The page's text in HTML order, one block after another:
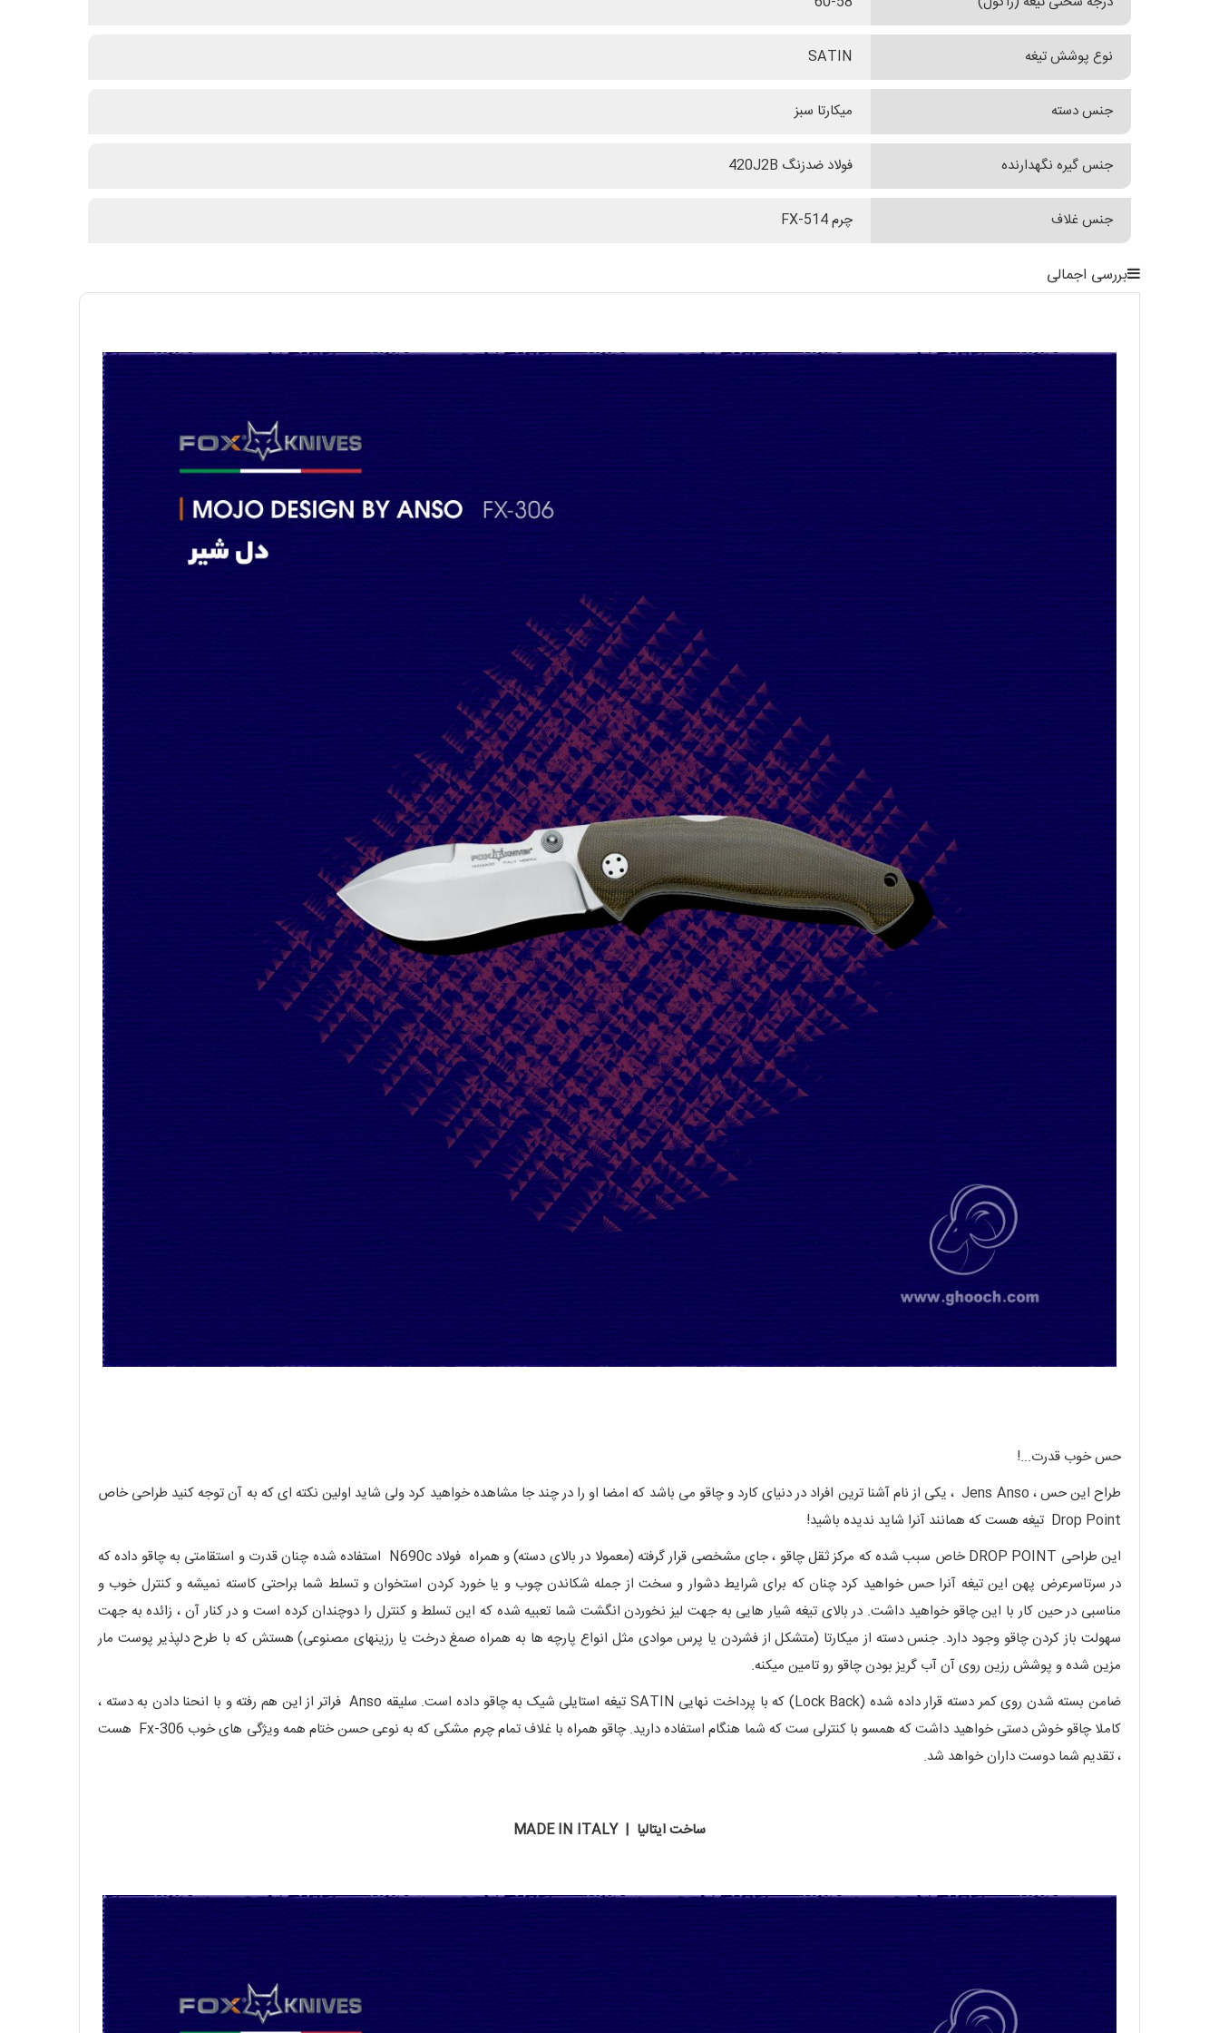
نوع پوشش تیغه SATIN
جنس دسته میکارتا سبز
جنس گیره نگهدارنده فولاد ضدزنگ 420J2B
جنس غلاف چرم FX-514
بررسی اجمالی
حس خوب قدرت...!
طراح این حس ، Jens Anso ، یکی از نام آشنا ترین افراد در دنیای کارد و چاقو می باشد که امضا او را در چند جا مشاهده خواهید کرد ولی شاید اولین نکته ای که به آن توجه کنید طراحی خاص
Drop Point تیغه هست که همانند آنرا شاید ندیده باشید!
این طراحی DROP POINT خاص سبب شده که مرکز ثقل چاقو ، جای مشخصی قرار گرفته (معمولا در بالای دسته) و همراه فولاد N690c استفاده شده چنان قدرت و استقامتی به چاقو داده که
در سرتاسرعرض پهن این تیغه آنرا حس خواهید کرد چنان که برای شرایط دشوار و سخت از جمله شکاندن چوب و یا خورد کردن استخوان و تسلط شما براحتی کاسته نمیشه و کنترل خوب و
مناسبی در حین کار با این چاقو خواهید داشت. در بالای تیغه شیار هایی به جهت لیز نخوردن انگشت شما تعبیه شده که این تسلط و کنترل را دوچندان کرده است و در کنار آن ، زائده به جهت
سهولت باز کردن چاقو وجود دارد. جنس دسته از میکارتا (متشکل از فشردن یا پرس موادی مثل انواع پارچه ها به همراه صمغ درخت یا رزینهای مصنوعی) هستش که با طرح دلپذیر پوست مار
مزین شده و پوشش رزین روی آن آب گریز بودن چاقو رو تامین میکنه.
ضامن بسته شدن روی کمر دسته قرار داده شده (Lock Back) که با پرداخت نهایی SATIN تیغه استایلی شیک به چاقو داده است. سلیقه Anso فراتر از این هم رفته و با انحنا دادن به دسته ،
کاملا چاقو خوش دستی خواهید داشت که همسو با کنترلی ست که شما هنگام استفاده دارید. چاقو همراه با غلاف تمام چرم مشکی که به نوعی حسن ختام همه ویژگی های خوب Fx-306 هست
، تقدیم شما دوست داران خواهد شد.
ساخت ایتالیا | MADE IN ITALY